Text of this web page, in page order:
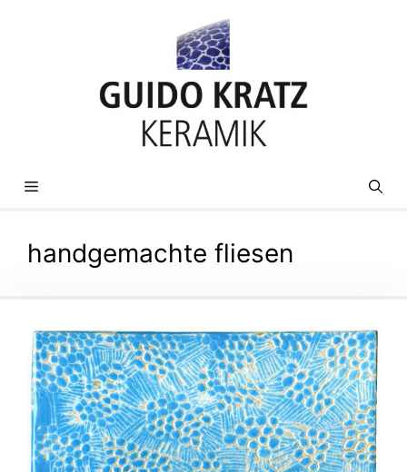
MENÜ
handgemachte fliesen